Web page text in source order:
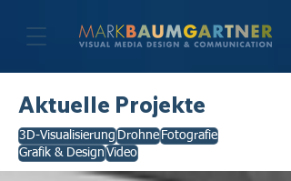
Aktuelle Projekte
3D-Visualisierung Drohne Fotografie
Grafik & Design Video